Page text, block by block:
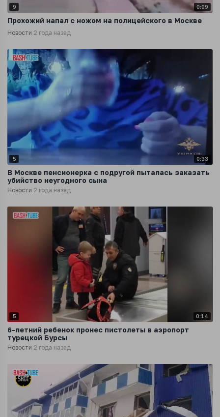
9 0:09
Прохожий напал с ножом на полицейского в Москве
Новости 2 года назад
5 0:33
В Москве пенсионерка с подругой пыталась заказать
убийство неугодного сына
Новости 2 года назад
5 0:14
6-летний ребенок пронес пистолеты в аэропорт
турецкой Бурсы
Новости 2 года назад